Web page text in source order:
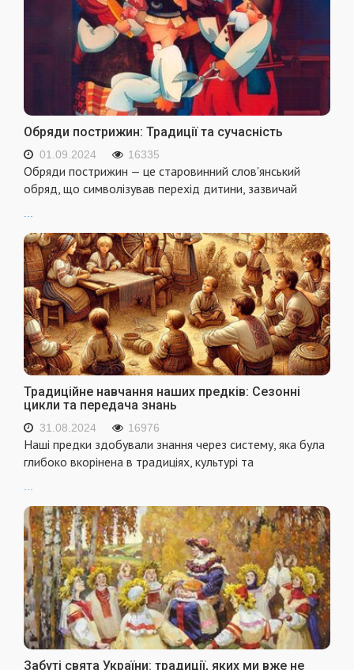
Обряди пострижин: Традиції та сучасність
01.09.2024 16335
Обряди пострижин — це старовинний слов'янський
обряд, що символізував перехід дитини, зазвичай
Традиційне навчання наших предків: Сезонні
цикли та передача знань
31.08.2024 16976
Наші предки здобували знання через систему, яка була
глибоко вкорінена в традиціях, культурі та
...
Забуті свята України: традиції, яких ми вже не